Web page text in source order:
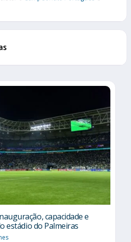
capacidade e
estádio do Palmeiras